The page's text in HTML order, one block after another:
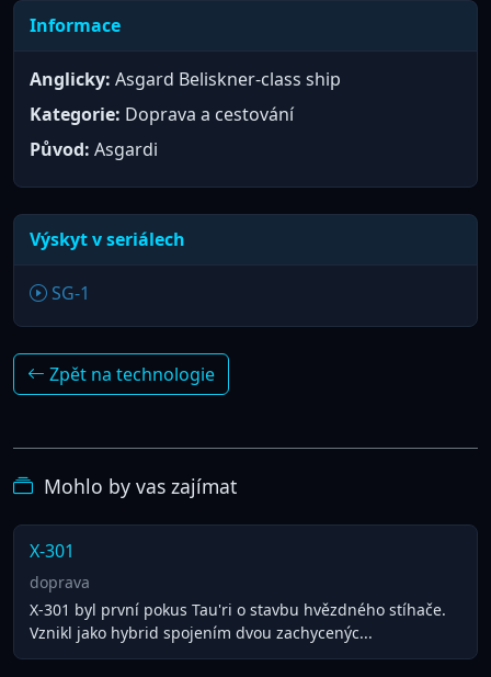
Informace
Anglicky: Asgard Beliskner-class ship
Kategorie: Doprava a cestování
Původ: Asgardi
Výskyt v seriálech
SG-1
Zpět na technologie
Mohlo by vas zajímat
X-301
doprava
X-301 byl první pokus Tau'ri o stavbu hvězdného stíhače.
Vznikl jako hybrid spojením dvou zachycenýc...